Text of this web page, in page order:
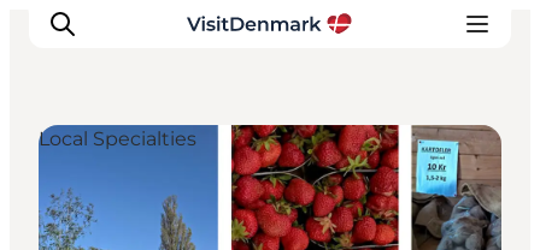
Inspirations
Destinations
Local Specialties